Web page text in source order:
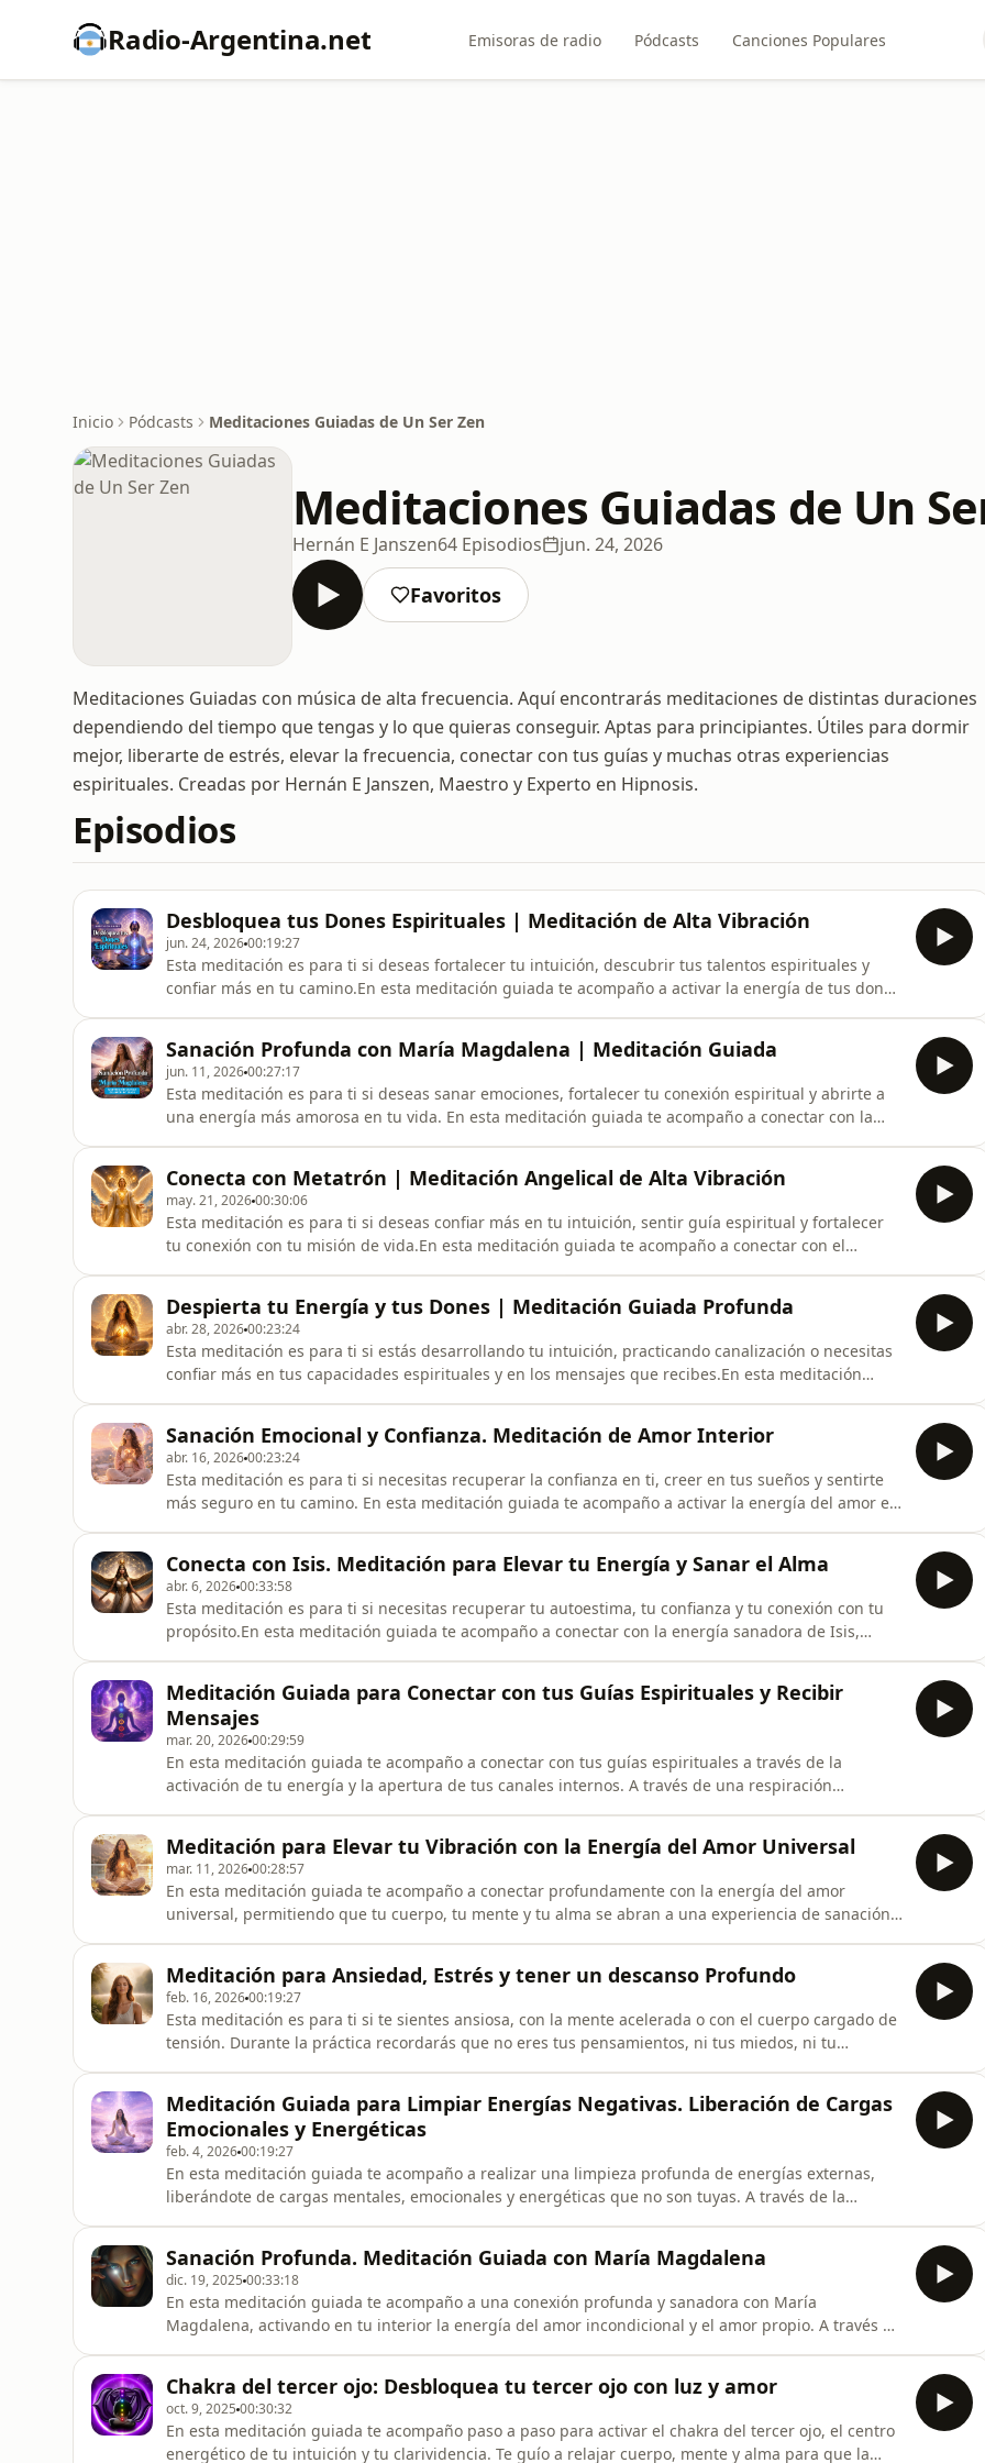
Radio-Argentina.net Emisoras de radio Pódcasts Canciones Populares
Inicio Pódcasts Meditaciones Guiadas de Un Ser Zen
Meditaciones Guiadas de Un
Hernán E Janszen64 Episodios jun. 24, 2026
Favoritos
Meditaciones Guiadas con música de alta frecuencia. Aquí encontrarás meditaciones de distintas duraciones
dependiendo del tiempo que tengas y lo que quieras conseguir. Aptas para principiantes. Útiles para dormir
mejor, liberarte de estrés, elevar la frecuencia, conectar con tus guías y muchas otras experiencias
espirituales. Creadas por Hernán E Janszen, Maestro y Experto en Hipnosis.
Episodios
Desbloquea tus Dones Espirituales | Meditación de Alta Vibración
jun. 24, 202600:19:27
Esta meditación es para ti si deseas fortalecer tu intuición, descubrir tus talentos espirituales y
confiar más en tu camino.En esta meditación guiada te acompaño a activar la energía de tus dones
conexió
Sanación Profunda con María Magdalena | Meditación Guiada
jun. 11, 202600:27:17
Esta meditación es para ti si deseas sanar emociones, fortalecer tu conexión espiritual y abrirte a
una energía más amorosa en tu vida. En esta meditación guiada te acompaño a conectar con la
conexión con el cora
Conecta con Metatrón | Meditación Angelical de Alta Vibración
may. 21, 202600:30:06
Esta meditación es para ti si deseas confiar más en tu intuición, sentir guía espiritual y fortalecer
tu conexión con tu misión de vida.En esta meditación guiada te acompaño a conectar con el
consciente, la
Despierta tu Energía y tus Dones | Meditación Guiada Profunda
abr. 28, 202600:23:24
Esta meditación es para ti si estás desarrollando tu intuición, practicando canalización o necesitas
confiar más en tus capacidades espirituales y en los mensajes que recibes.En esta meditación
relajar tu
Sanación Emocional y Confianza. Meditación de Amor Interior
abr. 16, 202600:23:24
Esta meditación es para ti si necesitas recuperar la confianza en ti, creer en tus sueños y sentirte
más seguro en tu camino. En esta meditación guiada te acompaño a activar la energía del amor en
permitiendo q
Conecta con Isis. Meditación para Elevar tu Energía y Sanar el Alma
abr. 6, 202600:33:58
Esta meditación es para ti si necesitas recuperar tu autoestima, tu confianza y tu conexión con tu
propósito.En esta meditación guiada te acompaño a conectar con la energía sanadora de Isis,
soltando el control
Meditación Guiada para Conectar con tus Guías Espirituales y Recibir
Mensajes
mar. 20, 202600:29:59
En esta meditación guiada te acompaño a conectar con tus guías espirituales a través de la
activación de tu energía y la apertura de tus canales internos. A través de una respiración
percibir sensaciones
Meditación para Elevar tu Vibración con la Energía del Amor Universal
mar. 11, 202600:28:57
En esta meditación guiada te acompaño a conectar profundamente con la energía del amor
universal, permitiendo que tu cuerpo, tu mente y tu alma se abran a una experiencia de sanación y
conexión profunda
Meditación para Ansiedad, Estrés y tener un descanso Profundo
feb. 16, 202600:19:27
Esta meditación es para ti si te sientes ansiosa, con la mente acelerada o con el cuerpo cargado de
tensión. Durante la práctica recordarás que no eres tus pensamientos, ni tus miedos, ni tu
que te ayuda a recup
Meditación Guiada para Limpiar Energías Negativas. Liberación de Cargas
Emocionales y Energéticas
feb. 4, 202600:19:27
En esta meditación guiada te acompaño a realizar una limpieza profunda de energías externas,
liberándote de cargas mentales, emocionales y energéticas que no son tuyas. A través de la
creencias limitantes, v
Sanación Profunda. Meditación Guiada con María Magdalena
dic. 19, 2025 00:33:18
En esta meditación guiada te acompaño a una conexión profunda y sanadora con María
Magdalena, activando en tu interior la energía del amor incondicional y el amor propio. A través de
alma recuerda cómo s
Chakra del tercer ojo: Desbloquea tu tercer ojo con luz y amor
oct. 9, 2025 00:30:32
En esta meditación guiada te acompaño paso a paso para activar el chakra del tercer ojo, el centro
energético de tu intuición y tu clarividencia. Te guío a relajar cuerpo, mente y alma para que la